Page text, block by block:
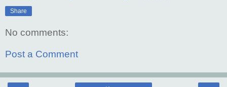
Share
No comments:
Post a Comment